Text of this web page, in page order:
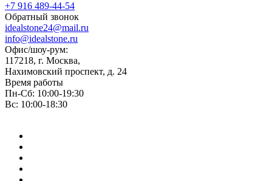
+7 916 489-44-54
Обратный звонок
idealstone24@mail.ru
info@idealstone.ru
Офис/шоу-рум:
117218, г. Москва,
Нахимовский проспект, д. 24
Время работы
Пн-Сб: 10:00-19:30
Вс: 10:00-18:30